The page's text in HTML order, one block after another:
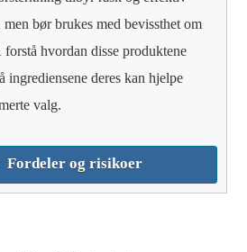
bør brukes med bevissthet om
hvordan disse produktene
ingrediensene deres kan hjelpe
valg.
Fordeler og risikoer